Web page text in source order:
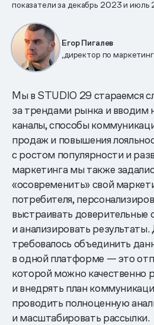
показатели за декабрь 2023 и
Егор Пигалев
,директор по
Мы в STUDIO 29 стараемся
за трендами рынка и вводим
каналы, способы
продаж и повышения
с ростом популярности и
маркетинга мы также
«осовременить» свой
потребителя,
выстраивать доверительные
и анализировать результаты.
требовалось объединить
в одной платформе — это
которой можно качественно
и внедрять план
проводить полноценную
и масштабировать рассылки.